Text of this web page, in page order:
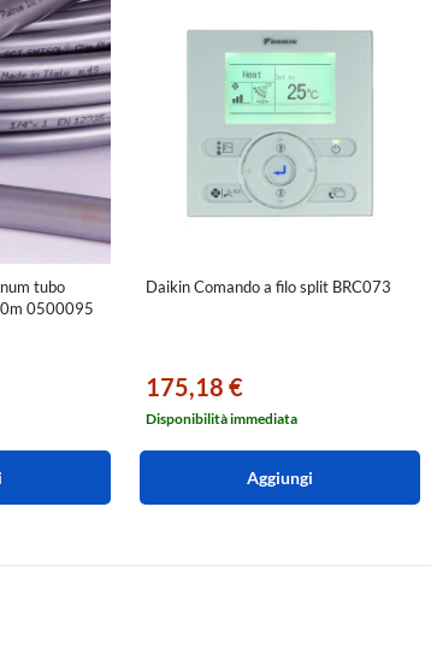
tubo
0500095
Daikin Comando a filo split BRC073
175,18 €
Disponibilità immediata
Aggiungi